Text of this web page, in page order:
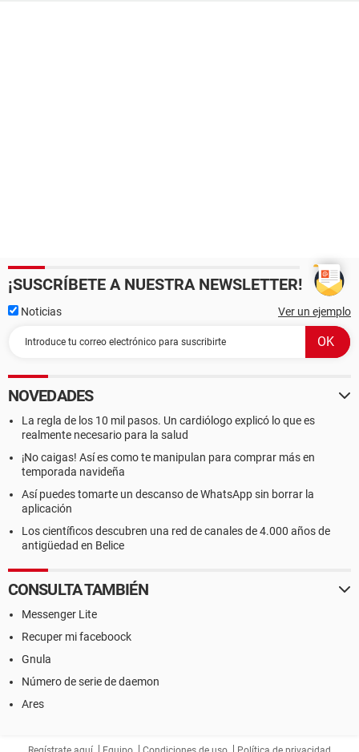
¡SUSCRÍBETE A NUESTRA NEWSLETTER!
Noticias Ver un ejemplo
NOVEDADES
La regla de los 10 mil pasos. Un cardiólogo explicó lo que es
realmente necesario para la salud
¡No caigas! Así es como te manipulan para comprar más en
temporada navideña
Así puedes tomarte un descanso de WhatsApp sin borrar la
aplicación
Los científicos descubren una red de canales de 4.000 años de
antigüedad en Belice
CONSULTA TAMBIÉN
Messenger Lite
Recuper mi faceboock
Gnula
Número de serie de daemon
Ares